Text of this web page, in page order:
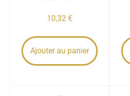
10,32 €
Ajouter au panier